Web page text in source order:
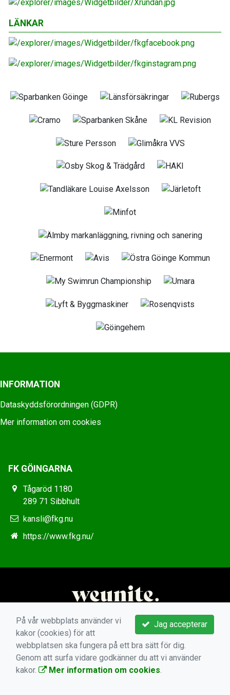
LÄNKAR
INFORMATION
Dataskyddsförordningen (GDPR)
Mer information om cookies
FK GÖINGARNA
Tågaröd 1180
289 71 Sibbhult
kansli@fkg.nu
https://www.fkg.nu/
Jag accepterar
På vår webbplats använder vi
kakor (cookies) för att
webbplatsen ska fungera på ett bra sätt för dig.
Genom att surfa vidare godkänner du att vi använder
kakor.
Mer information om cookies.